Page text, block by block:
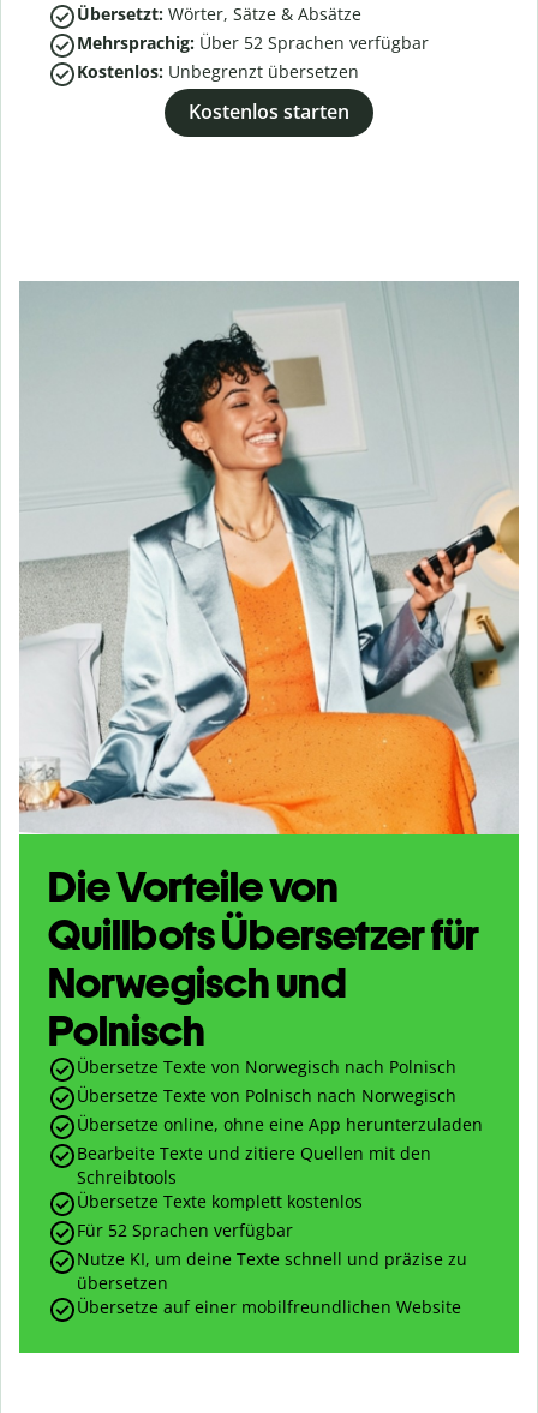
Übersetzt: Wörter, Sätze & Absätze
Mehrsprachig: Über 52 Sprachen verfügbar
Kostenlos: Unbegrenzt übersetzen
Kostenlos starten
Die Vorteile von
Quillbots Übersetzer für
Norwegisch und
Polnisch
Übersetze Texte von Norwegisch nach Polnisch
Übersetze Texte von Polnisch nach Norwegisch
Übersetze online, ohne eine App herunterzuladen
Bearbeite Texte und zitiere Quellen mit den
Schreibtools
Übersetze Texte komplett kostenlos
Für 52 Sprachen verfügbar
Nutze KI, um deine Texte schnell und präzise zu
übersetzen
Übersetze auf einer mobilfreundlichen Website